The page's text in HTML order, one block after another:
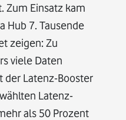
Zum Einsatz kam
Hub 7. Tausende
zeigen: Zu
viele Daten
der Latenz-Booster
Latenz-
als 50 Prozent